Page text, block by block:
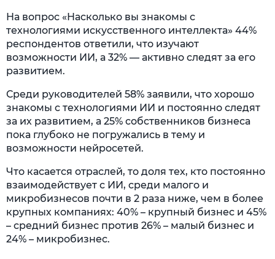
На вопрос «Насколько вы знакомы с
технологиями искусственного интеллекта» 44%
респондентов ответили, что изучают
возможности ИИ, а 32% — активно следят за его
развитием.
Среди руководителей 58% заявили, что хорошо
знакомы с технологиями ИИ и постоянно следят
за их развитием, а 25% собственников бизнеса
пока глубоко не погружались в тему и
возможности нейросетей.
Что касается отраслей, то доля тех, кто постоянно
взаимодействует с ИИ, среди малого и
микробизнесов почти в 2 раза ниже, чем в более
крупных компаниях: 40% – крупный бизнес и 45%
– средний бизнес против 26% – малый бизнес и
24% – микробизнес.